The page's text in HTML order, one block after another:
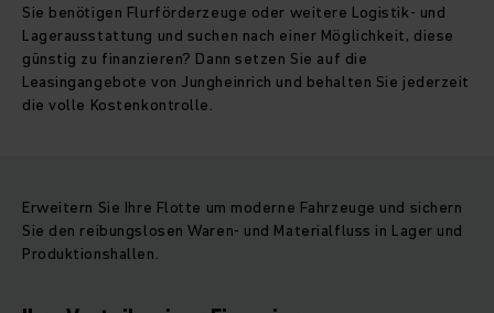
Sie benötigen Flurförderzeuge oder weitere Logistik- und
Lagerausstattung und suchen nach einer Möglichkeit, diese
günstig zu finanzieren? Dann setzen Sie auf die
Leasingangebote von Jungheinrich und behalten Sie jederzeit
die volle Kostenkontrolle.
Erweitern Sie Ihre Flotte um moderne Fahrzeuge und sichern
Sie den reibungslosen Waren- und Materialfluss in Lager und
Produktionshallen.